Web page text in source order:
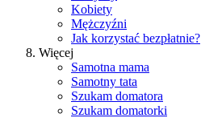
Kobiety
Mężczyźni
Jak korzystać bezpłatnie?
Więcej
Samotna mama
Samotny tata
Szukam domatora
Szukam domatorki